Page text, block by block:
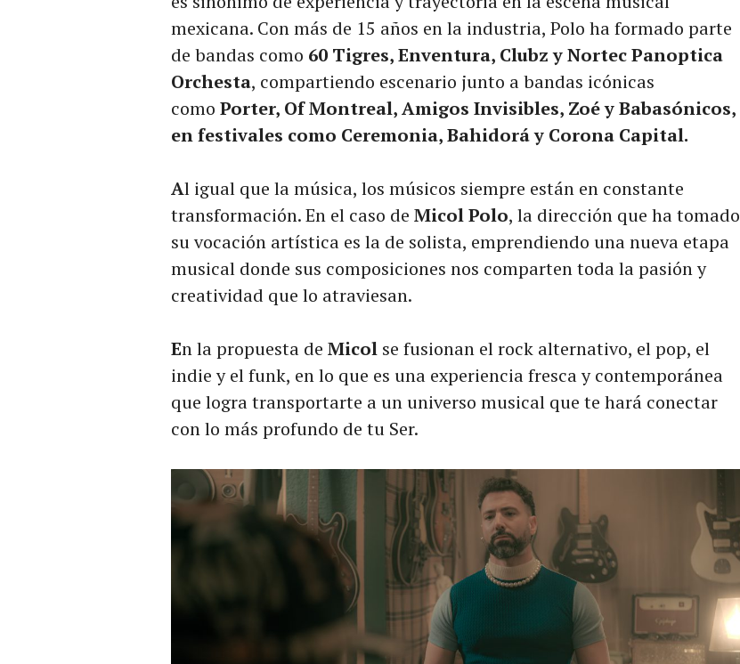
mexicana. Con más de 15 años en la industria, Polo ha formado parte
de bandas como 60 Tigres, Enventura, Clubz y Nortec Panoptica
Orchesta, compartiendo escenario junto a bandas icónicas
como Porter, Of Montreal, Amigos Invisibles, Zoé y Babasónicos,
en festivales como Ceremonia, Bahidorá y Corona Capital.
Al igual que la música, los músicos siempre están en constante
transformación. En el caso de Micol Polo, la dirección que ha tomado
su vocación artística es la de solista, emprendiendo una nueva etapa
musical donde sus composiciones nos comparten toda la pasión y
creatividad que lo atraviesan.
En la propuesta de Micol se fusionan el rock alternativo, el pop, el
indie y el funk, en lo que es una experiencia fresca y contemporánea
que logra transportarte a un universo musical que te hará conectar
con lo más profundo de tu Ser.